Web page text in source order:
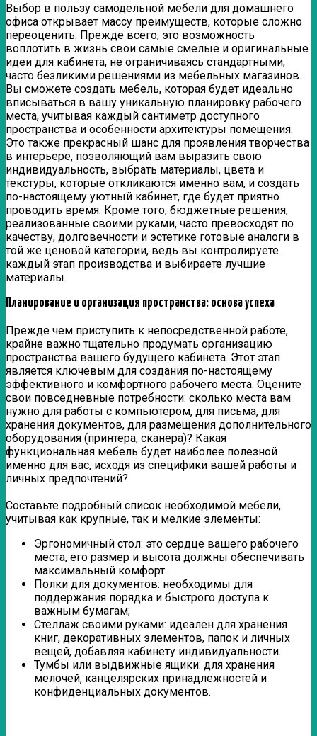
Выбор в пользу самодельной мебели для домашнего
офиса открывает массу преимуществ, которые сложно
переоценить. Прежде всего, это возможность
воплотить в жизнь свои самые смелые и оригинальные
идеи для кабинета, не ограничиваясь стандартными,
часто безликими решениями из мебельных магазинов.
Вы сможете создать мебель, которая будет идеально
вписываться в вашу уникальную планировку рабочего
места, учитывая каждый сантиметр доступного
пространства и особенности архитектуры помещения.
Это также прекрасный шанс для проявления творчества
в интерьере, позволяющий вам выразить свою
индивидуальность, выбрать материалы, цвета и
текстуры, которые откликаются именно вам, и создать
по-настоящему уютный кабинет, где будет приятно
проводить время. Кроме того, бюджетные решения,
реализованные своими руками, часто превосходят по
качеству, долговечности и эстетике готовые аналоги в
той же ценовой категории, ведь вы контролируете
каждый этап производства и выбираете лучшие
материалы.
Планирование и организация пространства: основа успеха
Прежде чем приступить к непосредственной работе,
крайне важно тщательно продумать организацию
пространства вашего будущего кабинета. Этот этап
является ключевым для создания по-настоящему
эффективного и комфортного рабочего места. Оцените
свои повседневные потребности: сколько места вам
нужно для работы с компьютером, для письма, для
хранения документов, для размещения дополнительного
оборудования (принтера, сканера)? Какая
функциональная мебель будет наиболее полезной
именно для вас, исходя из специфики вашей работы и
личных предпочтений?
Составьте подробный список необходимой мебели,
учитывая как крупные, так и мелкие элементы:
Эргономичный стол: это сердце вашего рабочего
места, его размер и высота должны обеспечивать
максимальный комфорт.
Полки для документов: необходимы для
поддержания порядка и быстрого доступа к
важным бумагам;
Стеллаж своими руками: идеален для хранения
книг, декоративных элементов, папок и личных
вещей, добавляя кабинету индивидуальности.
Тумбы или выдвижные ящики: для хранения
мелочей, канцелярских принадлежностей и
конфиденциальных документов.